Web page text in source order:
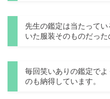
先生の鑑定は当たって
いた服装そのものだった
毎回笑いありの鑑定で
のも納得しています。